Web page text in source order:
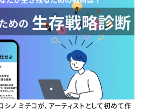
プ
らのお知らせ
ショナル×つながる×メディア
シノ ミチコが、アーティストとして初めて作